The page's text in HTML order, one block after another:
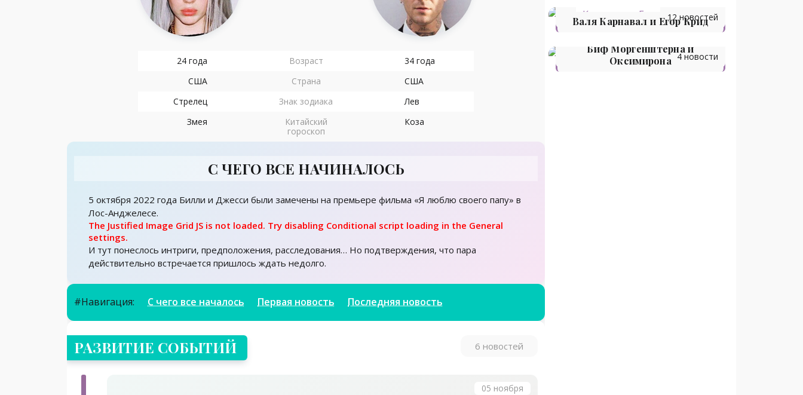
24 года
США
Стрелец
Змея
Возраст
Страна
Знак зодиака
Китайский
гороскоп
34 года
США
Лев
Коза
С ЧЕГО ВСЕ НАЧИНАЛОСЬ
5 октября 2022 года Билли и Джесси были замечены на премьере фильма «Я люблю своего папу» в
Лос-Анджелесе.
The Justified Image Grid JS is not loaded. Try disabling Conditional script loading in the General
settings.
И тут понеслось интриги, предположения, расследования… Но подтверждения, что пара
действительно встречается пришлось ждать недолго.
Навигация
#Навигация: С чего все началось Первая новость Последняя новость
РАЗВИТИЕ СОБЫТИЙ 6 новостей
05 ноября
Валя Карнавал и Егор Крид
12 новостей
Биф Моргенштерна и
Оксимирона 4 новости